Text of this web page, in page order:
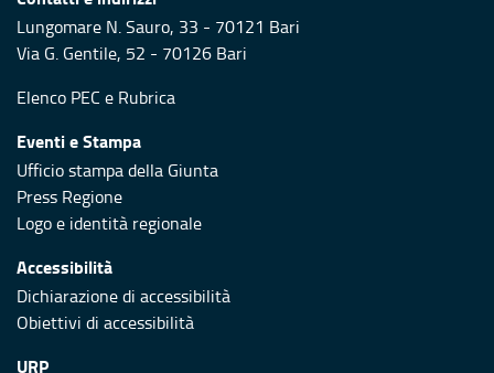
Lungomare N. Sauro, 33 - 70121 Bari
Via G. Gentile, 52 - 70126 Bari
Elenco PEC e Rubrica
Eventi e Stampa
Ufficio stampa della Giunta
Press Regione
Logo e identità regionale
Accessibilità
Dichiarazione di accessibilità
Obiettivi di accessibilità
URP